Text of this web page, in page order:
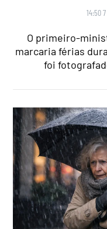
14:50
O primeiro-
marcaria férias
foi